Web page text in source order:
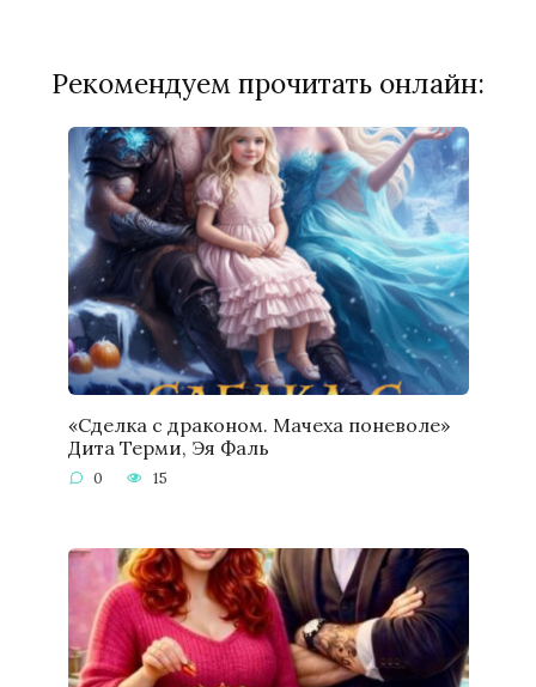
Рекомендуем прочитать онлайн:
«Сделка с драконом. Мачеха поневоле»
Дита Терми, Эя Фаль
0 15